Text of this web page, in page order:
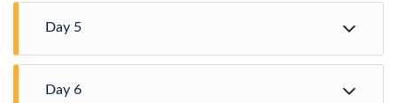
(လမ်းလျှောက် ၇ မိုင်/ ကြာချိန် ၇ နာရီခန့်/ အမြင့်ပေ ၇၀၀၀)
မယ်။
သစ်ပင်ကြီးတောတွင်းစခန်း မှ ခမ်းသောက်မြစ်စခန်းသို့
ချိန် ၆ နာရီ/ အမြင့်ပေ ၁ သောင်းခန့် သွားကြရပါမယ်။ ခမ်း
Day 5
Day 6